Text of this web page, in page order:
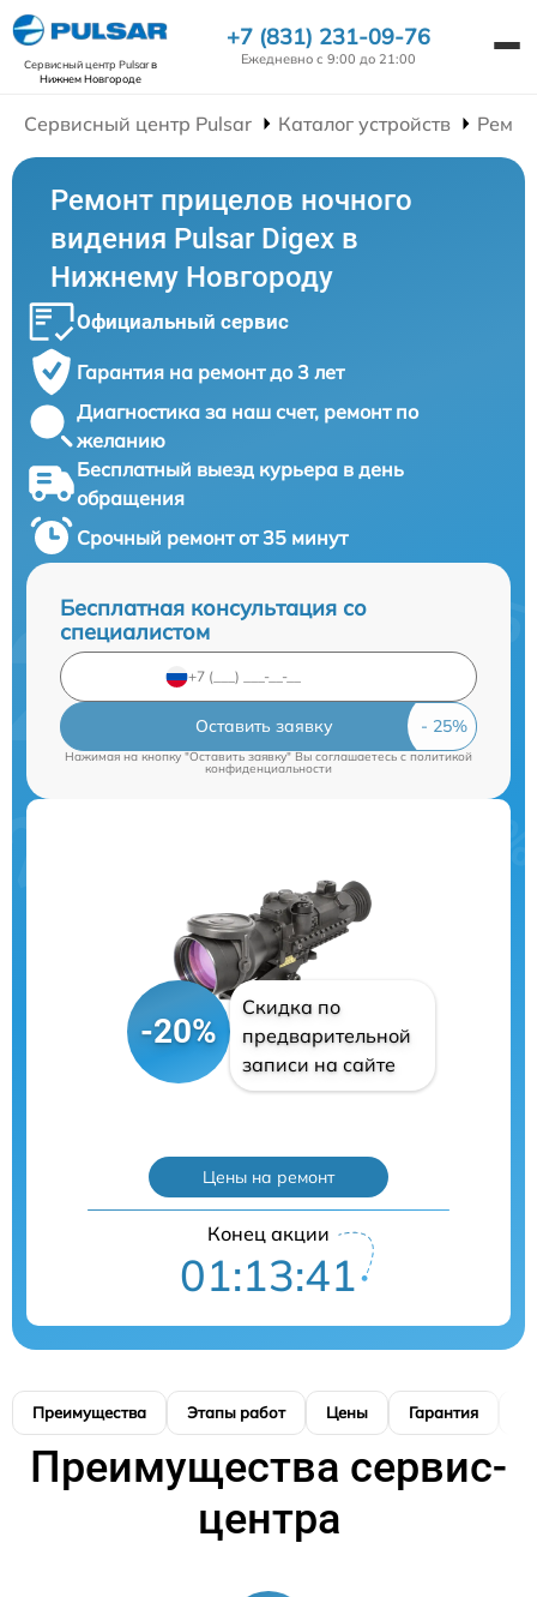
Сервисный центр Pulsarв
Нижнем Новгороде
+7 (831) 231-09-76
Ежедневно с 9:00 до 21:00
Сервисный центр Pulsar Каталог устройств
Ремонт прицелов ночного
видения Pulsar Digex в
Нижнему Новгороду
Официальный сервис
Гарантия на ремонт до 3 лет
Диагностика за наш счет, ремонт по
желанию
Бесплатный выезд курьера в день
обращения
Срочный ремонт от 35 минут
Бесплатная консультация со
специалистом
Оставить заявку
Нажимая на кнопку "Оставить заявку" Вы соглашаетесь cполитикой
конфиденциальности
-20%
Скидка по
предварительной
записи на сайте
Цены на ремонт
Конец акции
01:13:41
Преимущества Этапы работ Цены Гарантия
Преимущества сервис-
центра